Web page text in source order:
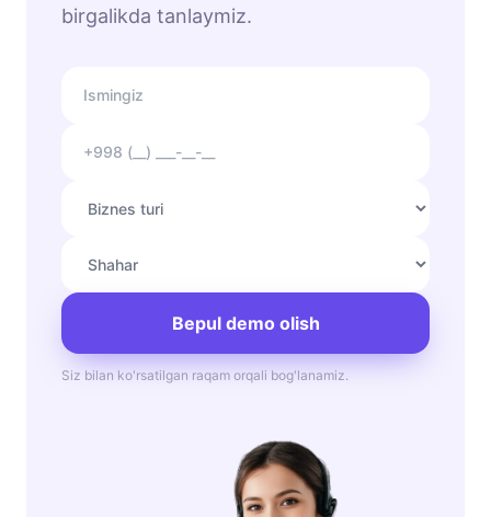
birgalikda tanlaymiz.
Bepul demo olish
Siz bilan ko'rsatilgan raqam orqali bog'lanamiz.